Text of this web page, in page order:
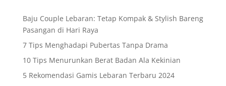
Baju Couple Lebaran: Tetap Kompak & Stylish Bareng
Pasangan di Hari Raya
7 Tips Menghadapi Pubertas Tanpa Drama
10 Tips Menurunkan Berat Badan Ala Kekinian
5 Rekomendasi Gamis Lebaran Terbaru 2024